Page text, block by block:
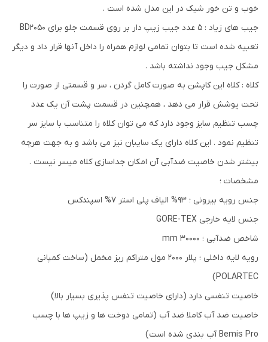
خوب و تن خور شیک در این مدل شده است .
جیب های زیاد : 5 عدد جیب زیپ دار بر روی قسمت جلو برای BD2050
تعبیه شده است تا بتوان تمامی لوازم همراه را داخل آنها قرار داد و دیگر
مشکل جیب وجود نداشته باشد .
کلاه : کلاه این کاپشن به صورت کامل گردن ، سر و قسمتی از صورت را
تحت پوشش قرار می دهد ، همچنین در قسمت پشت آن یک عدد
چسب تنظیم سایز وجود دارد که می توان کلاه را متناسب با سایز سر
تنظیم نمود . این کلاه دارای یک سایبان نیز می باشد و به جهت هرچه
بیشتر شدن خاصیت ضدآبی آن امکان جداسازی کلاه میسر نیست .
مشخصات ؛
جنس رویه بیرونی ؛ 93% الیاف پلی استر 7% اسپندکس
جنس لایه خارجی GORE-TEX
شاخص ضدآبی ؛ 30000 mm
رویه لایه داخلی ؛ پلار 2000 مول متراکم ریز مخمل (ساخت کمپانی
POLARTEC)
خاصیت تنفسی دارد (دارای خاصیت تنفس پذیری بسیار بالا)
خاصیت ضد آب کاملا ضد آب (تمامی دوخت ها و زیپ ها با چسب
Bemis Pro آب بندی شده است)